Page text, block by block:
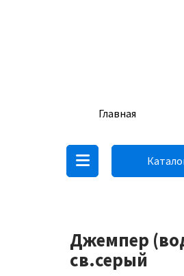
Главная
Джемпер
св.серый